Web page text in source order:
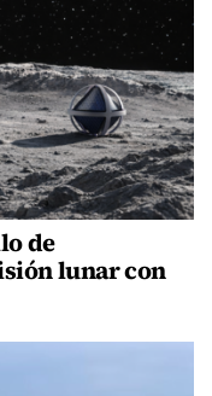
de
lunar con